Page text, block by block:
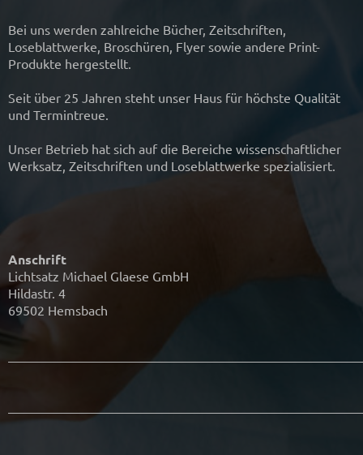
Bei uns werden zahlreiche Bücher, Zeitschriften,
Loseblattwerke, Broschüren, Flyer sowie andere Print-
Produkte hergestellt.
Seit über 25 Jahren steht unser Haus für höchste Qualität
und Termintreue.
Unser Betrieb hat sich auf die Bereiche wissenschaftlicher
Werksatz, Zeitschriften und Loseblattwerke spezialisiert.
Anschrift
Lichtsatz Michael Glaese GmbH
Hildastr. 4
69502 Hemsbach